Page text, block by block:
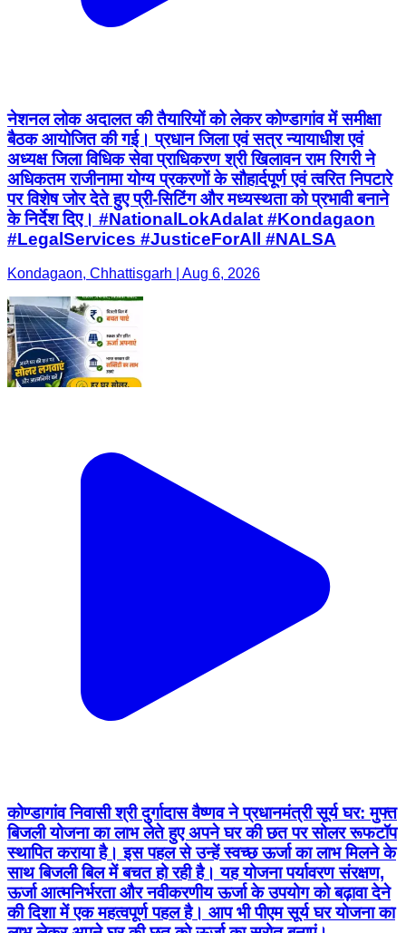
नेशनल लोक अदालत की तैयारियों को लेकर कोण्डागांव में समीक्षा
बैठक आयोजित की गई। प्रधान जिला एवं सत्र न्यायाधीश एवं
अध्यक्ष जिला विधिक सेवा प्राधिकरण श्री खिलावन राम रिगरी ने
अधिकतम राजीनामा योग्य प्रकरणों के सौहार्दपूर्ण एवं त्वरित निपटारे
पर विशेष जोर देते हुए प्री-सिटिंग और मध्यस्थता को प्रभावी बनाने
के निर्देश दिए। #NationalLokAdalat #Kondagaon
#LegalServices #JusticeForAll #NALSA
Kondagaon, Chhattisgarh | Aug 6, 2026
कोण्डागांव निवासी श्री दुर्गादास वैष्णव ने प्रधानमंत्री सूर्य घर: मुफ्त
बिजली योजना का लाभ लेते हुए अपने घर की छत पर सोलर रूफटॉप
स्थापित कराया है। इस पहल से उन्हें स्वच्छ ऊर्जा का लाभ मिलने के
साथ बिजली बिल में बचत हो रही है। यह योजना पर्यावरण संरक्षण,
ऊर्जा आत्मनिर्भरता और नवीकरणीय ऊर्जा के उपयोग को बढ़ावा देने
की दिशा में एक महत्वपूर्ण पहल है। आप भी पीएम सूर्य घर योजना का